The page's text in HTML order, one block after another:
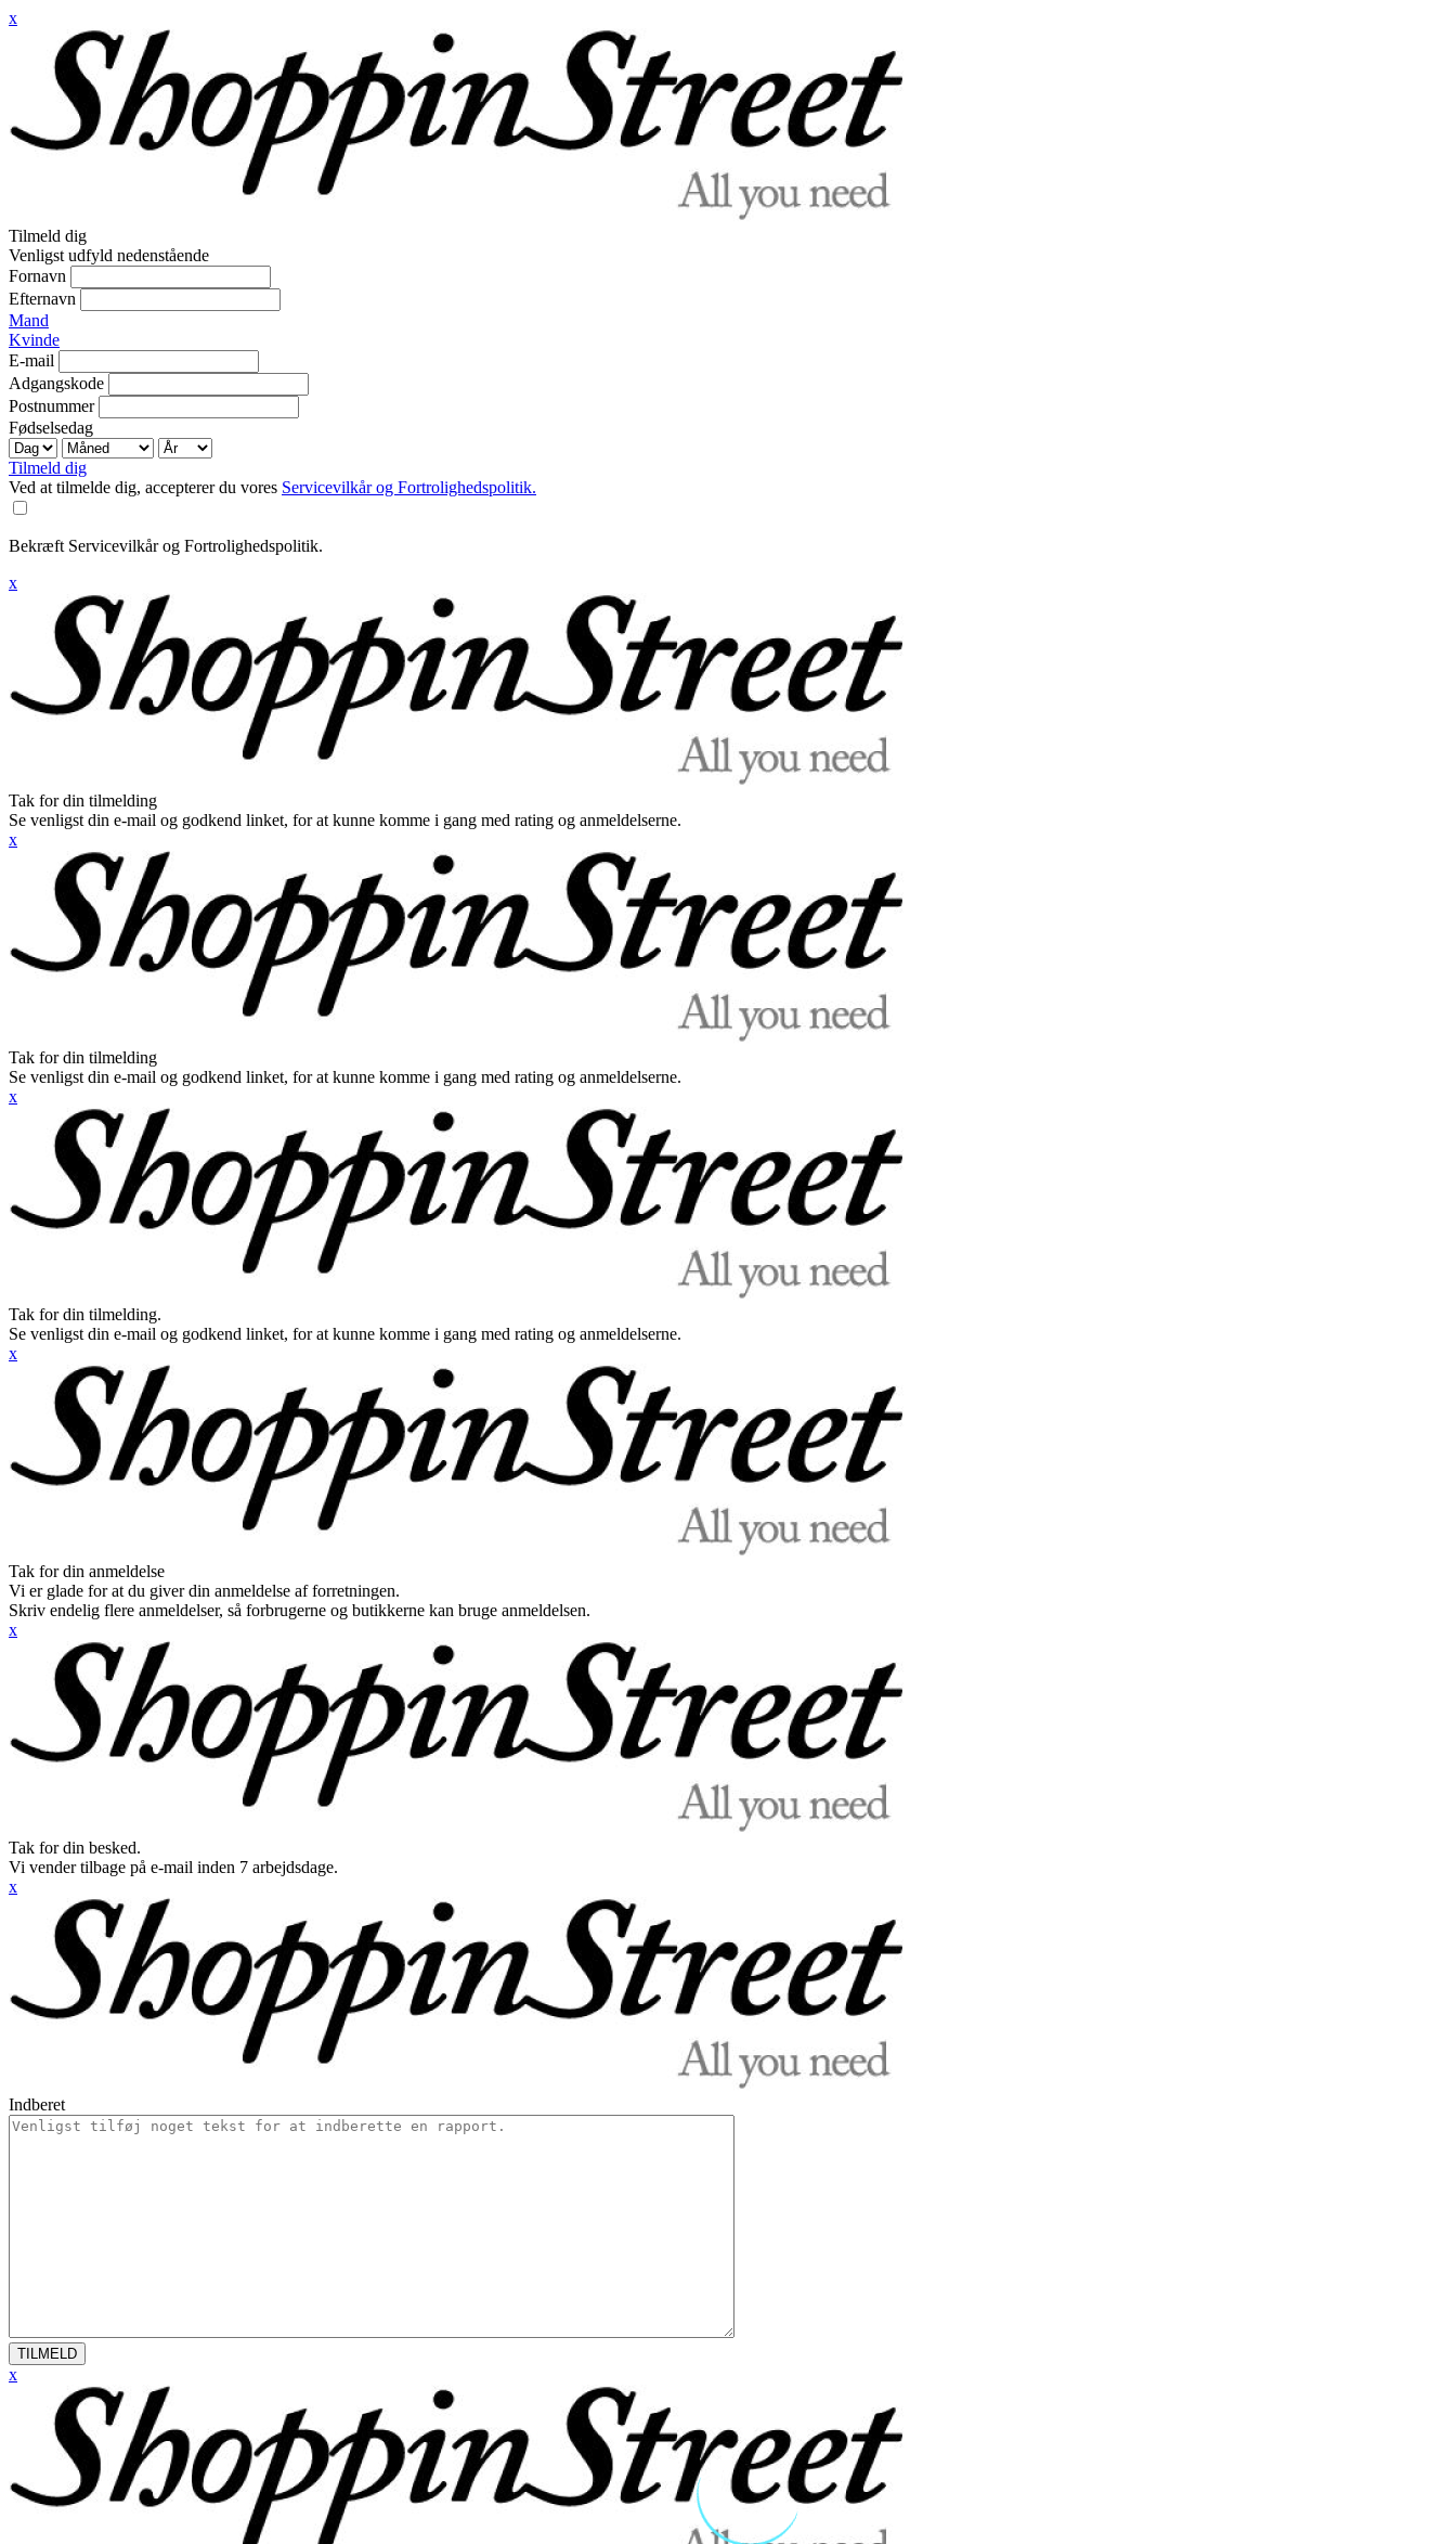
x
Tilmeld dig
Venligst udfyld nedenstående
Fornavn
Efternavn
Mand
Kvinde
E-mail
Adgangskode
Postnummer
Fødselsedag
Tilmeld dig
Ved at tilmelde dig, accepterer du vores Servicevilkår og Fortrolighedspolitik.
Bekræft Servicevilkår og Fortrolighedspolitik.
x
Tak for din tilmelding
Se venligst din e-mail og godkend linket, for at kunne komme i gang med rating og anmeldelserne.
x
Tak for din tilmelding
Se venligst din e-mail og godkend linket, for at kunne komme i gang med rating og anmeldelserne.
x
Tak for din tilmelding.
Se venligst din e-mail og godkend linket, for at kunne komme i gang med rating og anmeldelserne.
x
Tak for din anmeldelse
Vi er glade for at du giver din anmeldelse af forretningen.
Skriv endelig flere anmeldelser, så forbrugerne og butikkerne kan bruge anmeldelsen.
x
Tak for din besked.
Vi vender tilbage på e-mail inden 7 arbejdsdage.
x
Indberet
TILMELD
x